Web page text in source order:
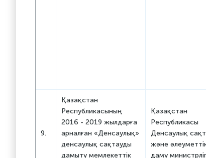
9.
Қазақстан
Республикасының
2016 - 2019 жылдарға
арналған «Денсаулық»
денсаулық сақтауды
дамыту мемлекеттік
Қазақстан
Республикасы
Денсаулық
және
даму